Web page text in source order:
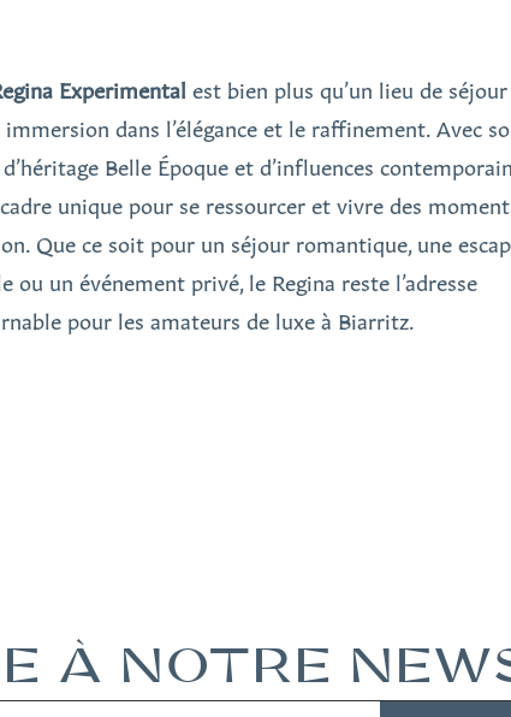
Experimentalest bien plus qu’un lieu de
immersion dans l’élégance et le raffinement. Avec
Belle Époque et d’influences
unique pour se ressourcer et vivre des
Que ce soit pour un séjour romantique, une
ou un événement privé, le Regina reste l’adresse
pour les amateurs de luxe à Biarritz.
À NOTRE